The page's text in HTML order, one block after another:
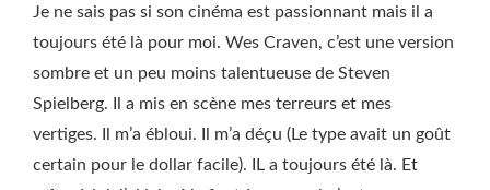
Je ne sais pas si son cinéma est passionnant mais il a
toujours été là pour moi. Wes Craven, c’est une version
sombre et un peu moins talentueuse de Steven
Spielberg. Il a mis en scène mes terreurs et mes
vertiges. Il m’a ébloui. Il m’a déçu (Le type avait un goût
certain pour le dollar facile). IL a toujours été là. Et